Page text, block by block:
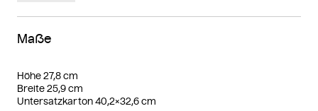
Maße
Höhe 27,8 cm
Breite 25,9 cm
Untersatzkarton 40,2×32,6 cm